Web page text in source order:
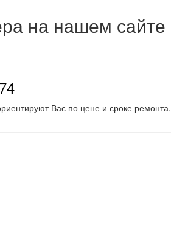
на нашем сайте
Вас по цене и сроке ремонта.